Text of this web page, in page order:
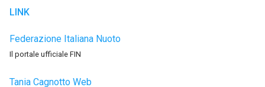
LINK
Federazione Italiana Nuoto
Il portale ufficiale FIN
Tania Cagnotto Web